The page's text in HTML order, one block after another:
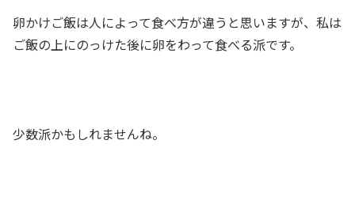
卵かけご飯は人によって食べ方が違うと思いますが、私は
ご飯の上にのっけた後に卵をわって食べる派です。
少数派かもしれませんね。